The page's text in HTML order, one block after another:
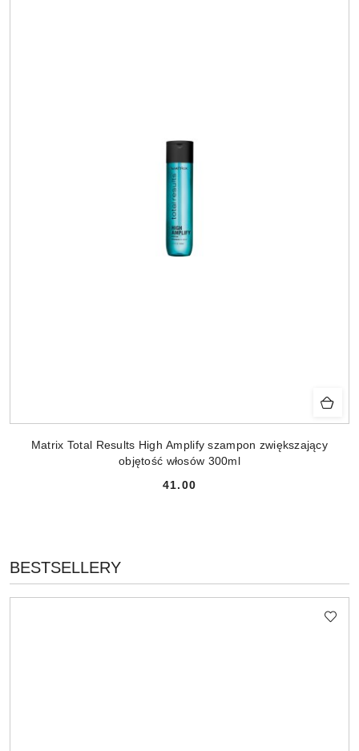
Matrix Total Results High Amplify szampon zwiększający
objętość włosów 300ml
Cena:
41.00
Pomiń karuzelę produktów
PRODUKTY
O
BESTSELLERY